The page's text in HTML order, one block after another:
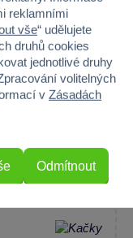
2024/2025 Edition
Attax...
Do košíku
reklamními
vše“ udělujete
druhů cookies
jednotlivé druhy
volitelných
v Zásadách
Odmítnout